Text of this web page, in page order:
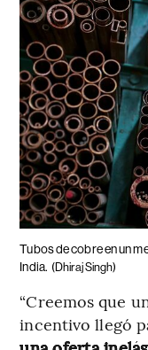
Tubos de cobre en un
India. (Dhiraj Singh)
“Creemos que
incentivo llegó